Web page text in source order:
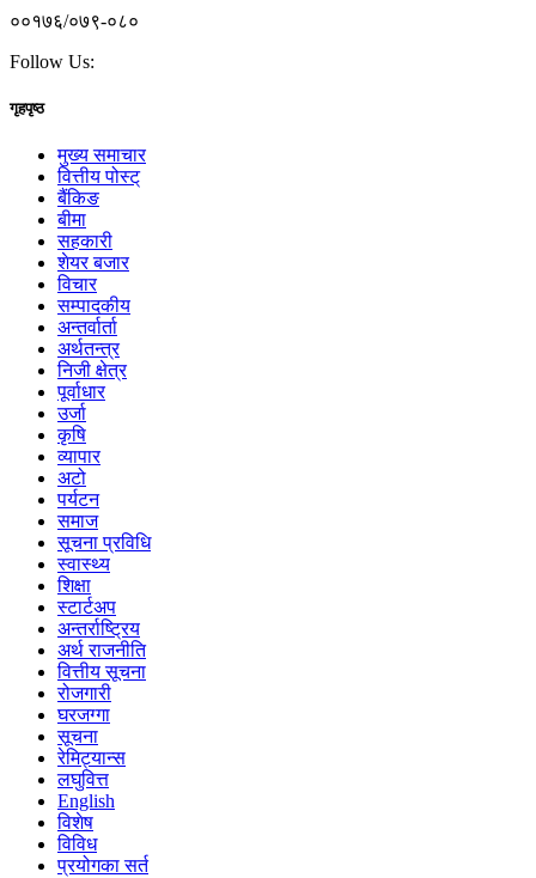
००१७६/०७९-०८०
Follow Us:
गृहपृष्ठ
मुख्य समाचार
वित्तीय पोस्ट्
बैंकिङ
बीमा
सहकारी
शेयर बजार
विचार
सम्पादकीय
अन्तर्वार्ता
अर्थतन्त्र
निजी क्षेत्र
पूर्वाधार
उर्जा
कृषि
व्यापार
अटो
पर्यटन
समाज
सूचना प्रविधि
स्वास्थ्य
शिक्षा
स्टार्टअप
अन्तर्राष्ट्रिय
अर्थ राजनीति
वित्तीय सूचना
रोजगारी
घरजग्गा
सूचना
रेमिट्यान्स
लघुवित्त
English
विशेष
विविध
प्रयोगका सर्त